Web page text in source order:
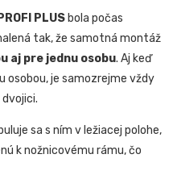
PLUS bola počas
tak, že samotná montáž
aj pre jednu osobu. Aj keď
osobou, je samozrejme vždy
sa s ním v ležiacej polohe,
k nožnicovému rámu, čo